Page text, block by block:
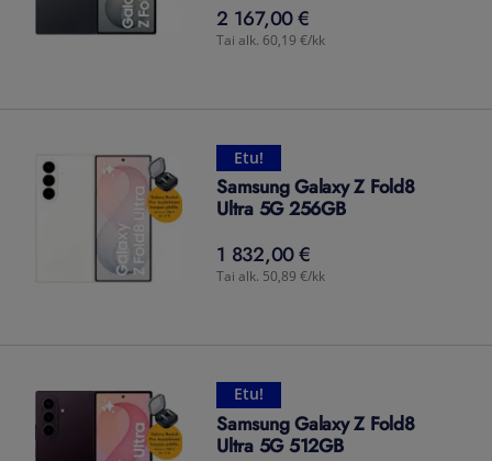
2 167,00 €
2 167,00€
Tai alk. 60,19 €/kk
Etu!
Samsung Galaxy Z Fold8
Ultra 5G 256GB
1 832,00 €
1 832,00€
Tai alk. 50,89 €/kk
Etu!
Samsung Galaxy Z Fold8
Ultra 5G 512GB